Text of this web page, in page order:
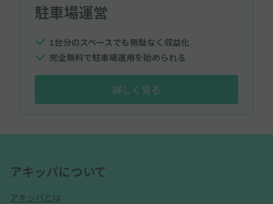
駐車場運営
1台分のスペースでも無駄なく収益化
完全無料で駐車場運用を始められる
詳しく見る
アキッパについて
アキッパとは